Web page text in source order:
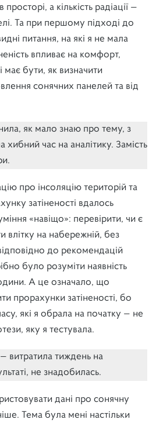
а кількість радіації —
Та при першому підході до
питання, на які я не мала
впливає на комфорт,
має бути, як визначити
сонячних панелей та від
як мало знаю про тему, з
час на аналітику. Замість
про інсоляцію територій та
затіненості вдалось
«навіщо»: перевірити, чи є
влітку на набережній, без
до рекомендацій
було розуміти наявність
А це означало, що
прорахунки затіненості, бо
які я обрала на початку — не
яку я тестувала.
витратила тиждень на
не знадобилась.
дані про сонячну
Тема була мені настільки